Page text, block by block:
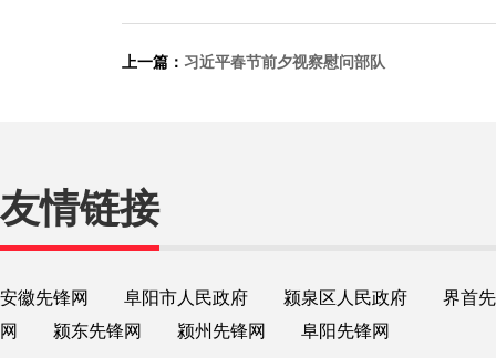
上一篇： 习近平春节前夕视察慰问部队
友情链接
安徽先锋网 阜阳市人民政府 颍泉区人民政府
界首
网
颍东先锋网 颍州先锋网 阜阳先锋网